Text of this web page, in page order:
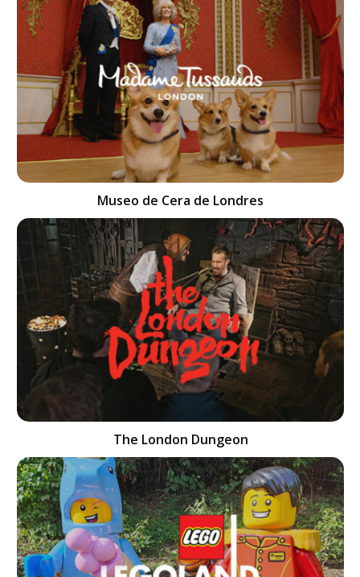
Museo de Cera de Londres
The London Dungeon